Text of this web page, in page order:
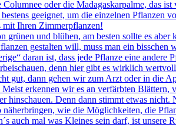
oder die Madagaskarpalme, das
geeignet, um die einzelnen Pflanzen
mit Ihren Zimmerpflanzen!
grünen und blühen, am besten sollte es
gestalten will, muss man ein
daran ist, dass jede Pflanze eine
denn hier gibt es wirklich
gut, dann gehen wir zum Arzt oder in die
erkennen wir es an verfärbten Blättern,
hinschauen. Denn dann stimmt etwas
wie die Möglichkeiten, die
auch mal was Kleines sein darf, ist unsere